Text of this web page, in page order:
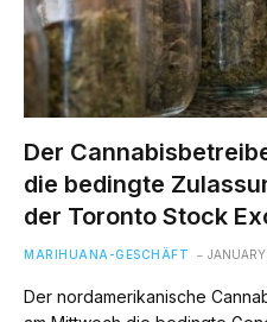
Der
die bedingte
der Toronto Stock
MARIHUANA-GESCHÄFT
Der nordamerikanische